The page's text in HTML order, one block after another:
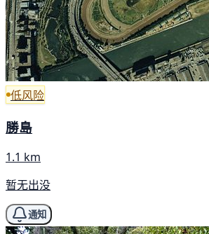
低风险
勝島
1.1 km
暂无出没
通知